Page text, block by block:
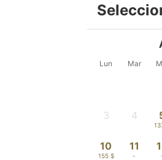
Lun Mar
3 4
10
155 $
11
-